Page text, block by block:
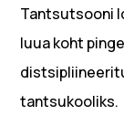
Tantsutsooni
luua koht
tantsukooliks.